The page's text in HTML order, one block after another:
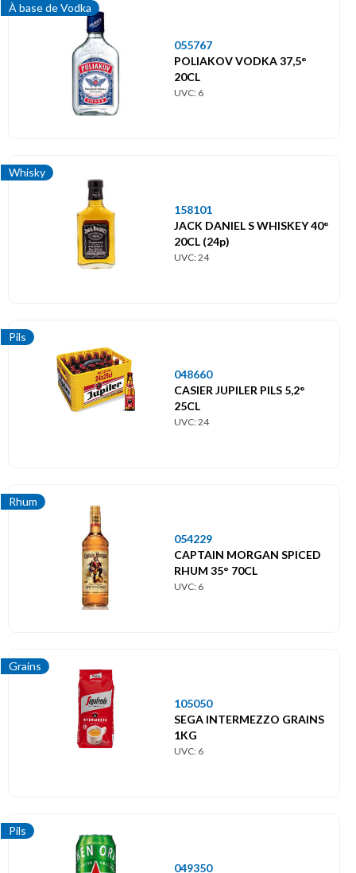
À base de Vodka
055767
POLIAKOV VODKA 37,5°
20CL
UVC: 6
Whisky
158101
JACK DANIEL S WHISKEY 40°
20CL (24p)
UVC: 24
Pils
048660
CASIER JUPILER PILS 5,2°
25CL
UVC: 24
Rhum
054229
CAPTAIN MORGAN SPICED
RHUM 35° 70CL
UVC: 6
Grains
105050
SEGA INTERMEZZO GRAINS
1KG
UVC: 6
Pils
049350